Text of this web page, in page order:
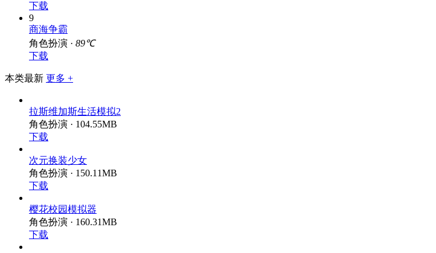
下载
9
商海争霸
角色扮演 · 89℃
下载
本类最新 更多 +
拉斯维加斯生活模拟2
角色扮演 · 104.55MB
下载
次元换装少女
角色扮演 · 150.11MB
下载
樱花校园模拟器
角色扮演 · 160.31MB
下载